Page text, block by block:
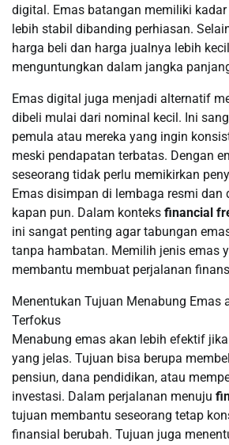
digital. Emas batangan memiliki
lebih stabil dibanding perhiasan.
harga beli dan harga jualnya lebih
menguntungkan dalam jangka
Emas digital juga menjadi alternatif
dibeli mulai dari nominal kecil. Ini
pemula atau mereka yang ingin
meski pendapatan terbatas. Dengan
seseorang tidak perlu memikirkan
Emas disimpan di lembaga resmi dan
kapan pun. Dalam konteks financial
ini sangat penting agar tabungan
tanpa hambatan. Memilih jenis emas
membantu membuat perjalanan
Menentukan Tujuan Menabung Emas
Terfokus
Menabung emas akan lebih efektif
yang jelas. Tujuan bisa berupa
pensiun, dana pendidikan, atau
investasi. Dalam perjalanan menuju
tujuan membantu seseorang tetap
finansial berubah. Tujuan juga